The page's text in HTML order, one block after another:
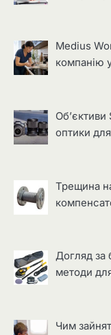
Medius
компанію
оптики
Трещина
Догляд за
методи
Чим